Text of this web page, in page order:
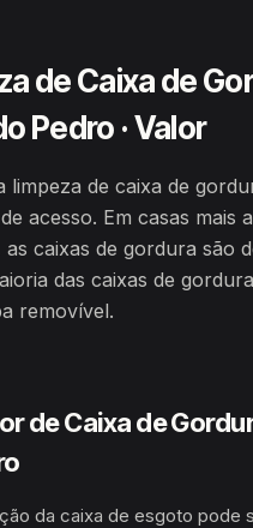
de Caixa de
Pedro · Valor
limpeza de caixa de
acesso. Em casas mais
as caixas de gordura são
das caixas de
removível.
de Caixa de
da caixa de esgoto pode